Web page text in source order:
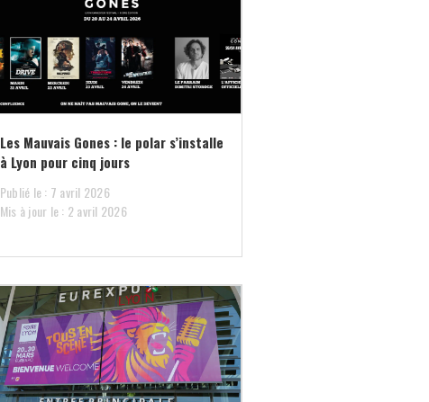
Les Mauvais Gones : le polar s’installe
à Lyon pour cinq jours
Publié le : 7 avril 2026
Mis à jour le : 2 avril 2026